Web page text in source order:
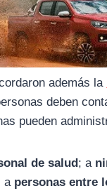
además la
deben
pueden
de salud; a
a personas entre